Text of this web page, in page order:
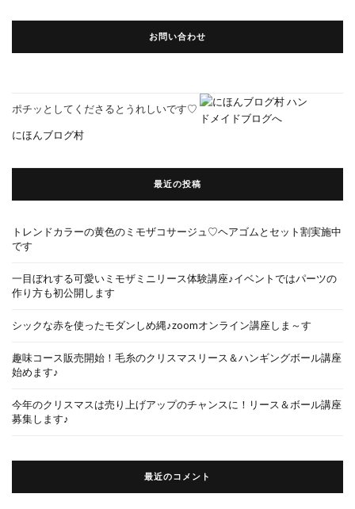
お問い合わせ
ポチッとしてくださるとうれしいです♡
にほんブログ村
最近の投稿
トレンドカラーの黄色のミモザコサージュ♡ヘアゴムとセット割実施中
です
一目ぼれする可愛いミモザミニリース体験講座♪イベントではパーツの
作り方も初公開します
シックな赤を使ったモダンしめ縄♪zoomオンライン講座しま～す
趣味コース販売開始！毛糸のクリスマスリース＆ハンギングボール講座
始めます♪
今年のクリスマスは売り上げアップのチャンスに！リース＆ボール講座
募集します♪
最近のコメント